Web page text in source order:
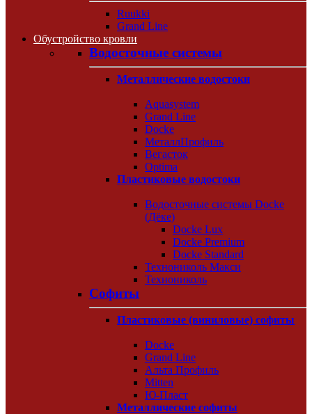
Ruukki
Grand Line
Обустройство кровли
Водосточные системы
Металлические водостоки
Aquasystem
Grand Line
Docke
МеталлПрофиль
Вегасток
Optima
Пластиковые водостоки
Водосточные системы Docke
(Дёке)
Docke Lux
Docke Premium
Docke Standard
Технониколь Макси
Технониколь
Софиты
Пластиковые (виниловые) софиты
Docke
Grand Line
Альта Профиль
Mitten
Ю-Пласт
Металлические софиты